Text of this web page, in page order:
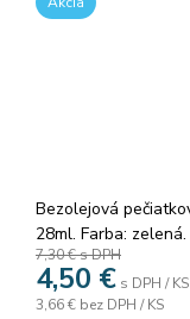
Bezolejová
28ml. Farba: zelená.
7,30 €s DPH
4,50 € s DPH / KS
3,66 € bez DPH / KS